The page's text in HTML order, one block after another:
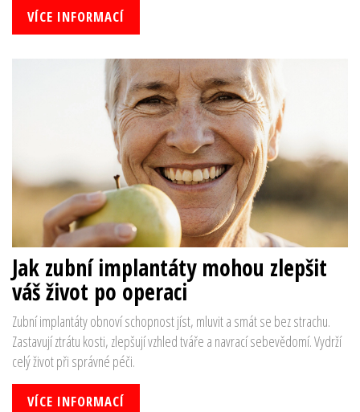
VÍCE INFORMACÍ
Jak zubní implantáty mohou zlepšit
váš život po operaci
Zubní implantáty obnoví schopnost jíst, mluvit a smát se bez strachu.
Zastavují ztrátu kosti, zlepšují vzhled tváře a navrací sebevědomí. Vydrží
celý život při správné péči.
VÍCE INFORMACÍ